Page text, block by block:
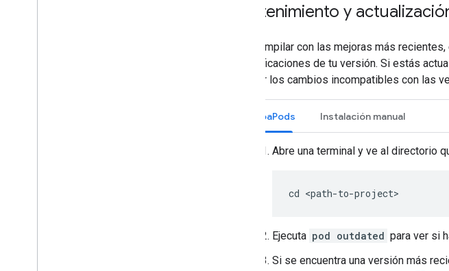
Mantenimiento y
Para compilar con las mejoras más
especificaciones de tu versión. Si estás
conocer los cambios incompatibles con las
CocoaPods Instalación manual
Abre una terminal y ve al directorio
cd <path-to-project>
Ejecuta pod outdated para ver si
Si se encuentra una versión más